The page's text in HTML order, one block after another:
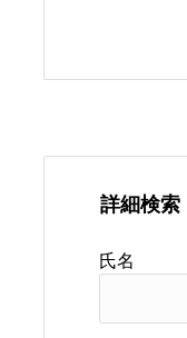
詳細検索
氏名